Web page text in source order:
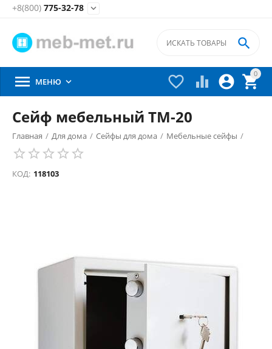
+8(800) 775-32-78 
0


 

 МЕНЮ 
Сейф мебельный ТМ-20
Главная / Для дома / Сейфы для дома / Мебельные сейфы /
КОД: 118103